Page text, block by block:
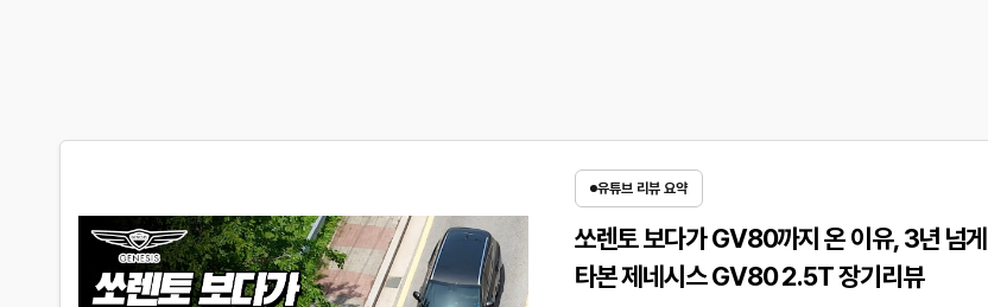
유튜브 리뷰 요약
쏘렌토 보다가 GV80까지 온 이유, 3년 넘게
타본 제네시스 GV80 2.5T 장기리뷰